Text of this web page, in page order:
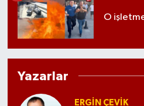
O
Yazarlar
ERGIN ÇEVİK